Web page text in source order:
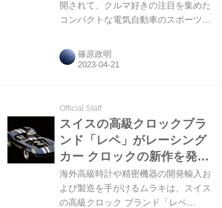
開されて、クルマ好きの注目を集めた
コンパクトな電気自動車のスポーツカ
01」。こんな電気自動車が登場するの
を待っていた人は多いのではないだろ
篠原政明
Official Staff
スイスの高級クロックブラ
ンド「レペ」がレーシング
カー クロックの新作を発
売。世界限定99台×5色で、
価格は税込858万円！
海外高級時計や精密機器の開発輸入お
よび製造を手がけるムラキは、スイス
の高級クロック ブランド「レペ